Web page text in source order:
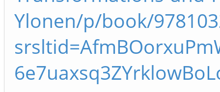
Ylonen/p/book/